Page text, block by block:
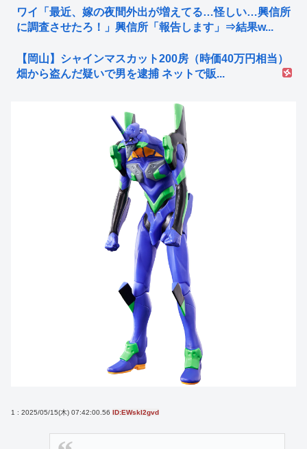
ワイ「最近、嫁の夜間外出が増えてる…怪しい…興信所
に調査させたろ！」興信所「報告します」⇒結果w...
【岡山】シャインマスカット200房（時価40万円相当）
畑から盗んだ疑いで男を逮捕 ネットで販...
1 : 2025/05/15(木) 07:42:00.56 ID:EWskI2gvd